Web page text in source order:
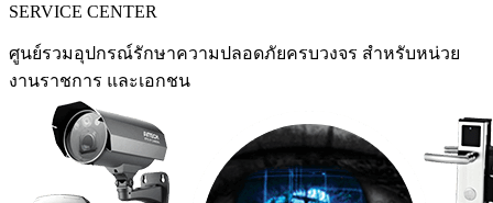
SERVICE CENTER
ศูนย์รวมอุปกรณ์รักษาความปลอดภัยครบวงจร สำหรับหน่วย
งานราชการ และเอกชน